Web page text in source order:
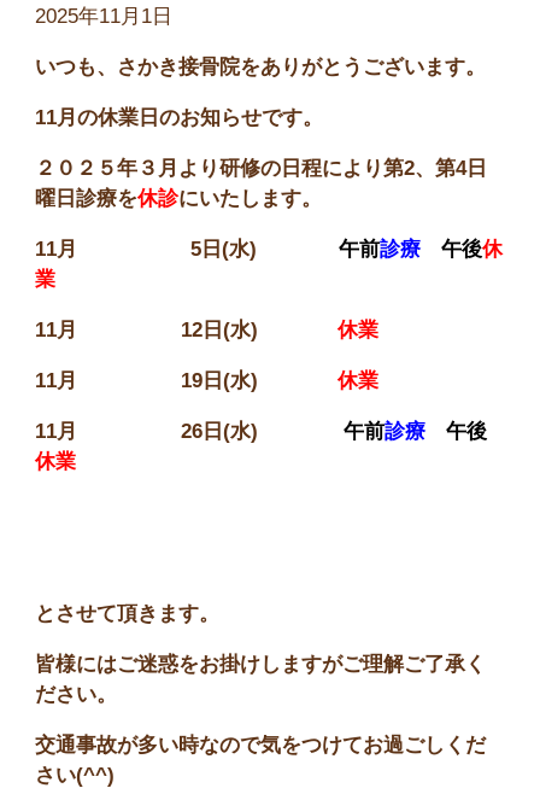
2025年11月1日
いつも、さかき接骨院をありがとうございます。
11月の休業日のお知らせです。
２０２５年３月より研修の日程により第2、第4日
曜日診療を休診にいたします。
11月 5日(水) 午前診療 午後休
業
11月 12日(水) 休業
11月 19 日(水) 休業
11月 26 日(水) 午前診療 午後
休業
とさせて頂きます。
皆様にはご迷惑をお掛けしますがご理解ご了承く
ださい。
交通事故が多い時なので気をつけてお過ごしくだ
さい(^^)